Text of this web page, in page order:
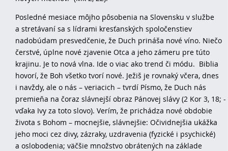
Posledné mesiace môjho pôsobenia na Slovensku v službe
a stretávaní sa s lídrami kresťanských spoločenstiev
nadobúdam presvedčenie, že Duch prináša nové víno. Niečo
čerstvé, úplne nové zjavenie Otca a jeho zámeru pre túto
krajinu. Je to nová vlna. Ide o viac ako trend či módu. Biblia
hovorí, že Boh všetko tvorí nové. Ježiš je rovnaký včera, dnes
i navždy, ale o nás – veriacich – tvrdí Písmo, že Duch nás
premieňa na čoraz slávnejší obraz Pánovej slávy (2 Kor 3, 18; -
vďaka Ivy za toto slovo). Verím, že prichádza nové obdobie
života s Bohom – mocnejšie, slávnejšie: Očividnejšia ukážka
jeho moci cez divy, zázraky, uzdravenia (fyzické i psychické)
a oslobodenia; väčšie množstvo obrátených na základe